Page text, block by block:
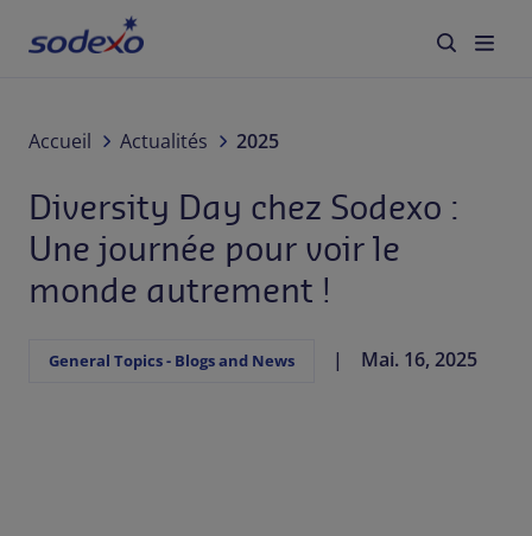
À propos de nous
Services & Marques
Secteurs
Accueil Actualités 2025
Diversity Day chez Sodexo :
Une journée pour voir le
monde autrement !
General Topics - Blogs and News Mai. 16, 2025